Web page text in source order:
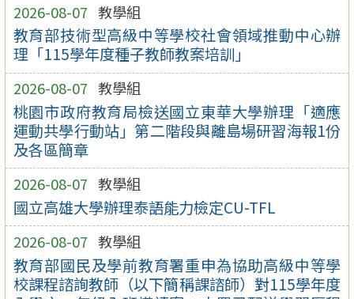
2026-08-07 教學組
教育部技術型高級中等學校社會領域推動中心辦
理「115學年度種子教師教案培訓」
2026-08-07 教學組
桃園市政府教育局檢送國立東華大學辦理「適應
運動共學行動站」第二階段與離島場研習海報1份
及各區簡章
2026-08-07 教學組
國立高雄大學辦理泰語能力檢定CU-TFL
2026-08-07 教學組
教育部國民及學前教育署重申為協助高級中等學
校課程諮詢教師（以下簡稱課諮師）對115學年度